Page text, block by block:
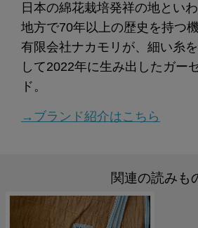
日本の綿花栽培発祥の地とい
地方で70年以上の歴史を持つ
有限会社ナカモリが、細い糸
して2022年に生み出したガー
ド。
→ブランド紹介はこちら
関連の読みも